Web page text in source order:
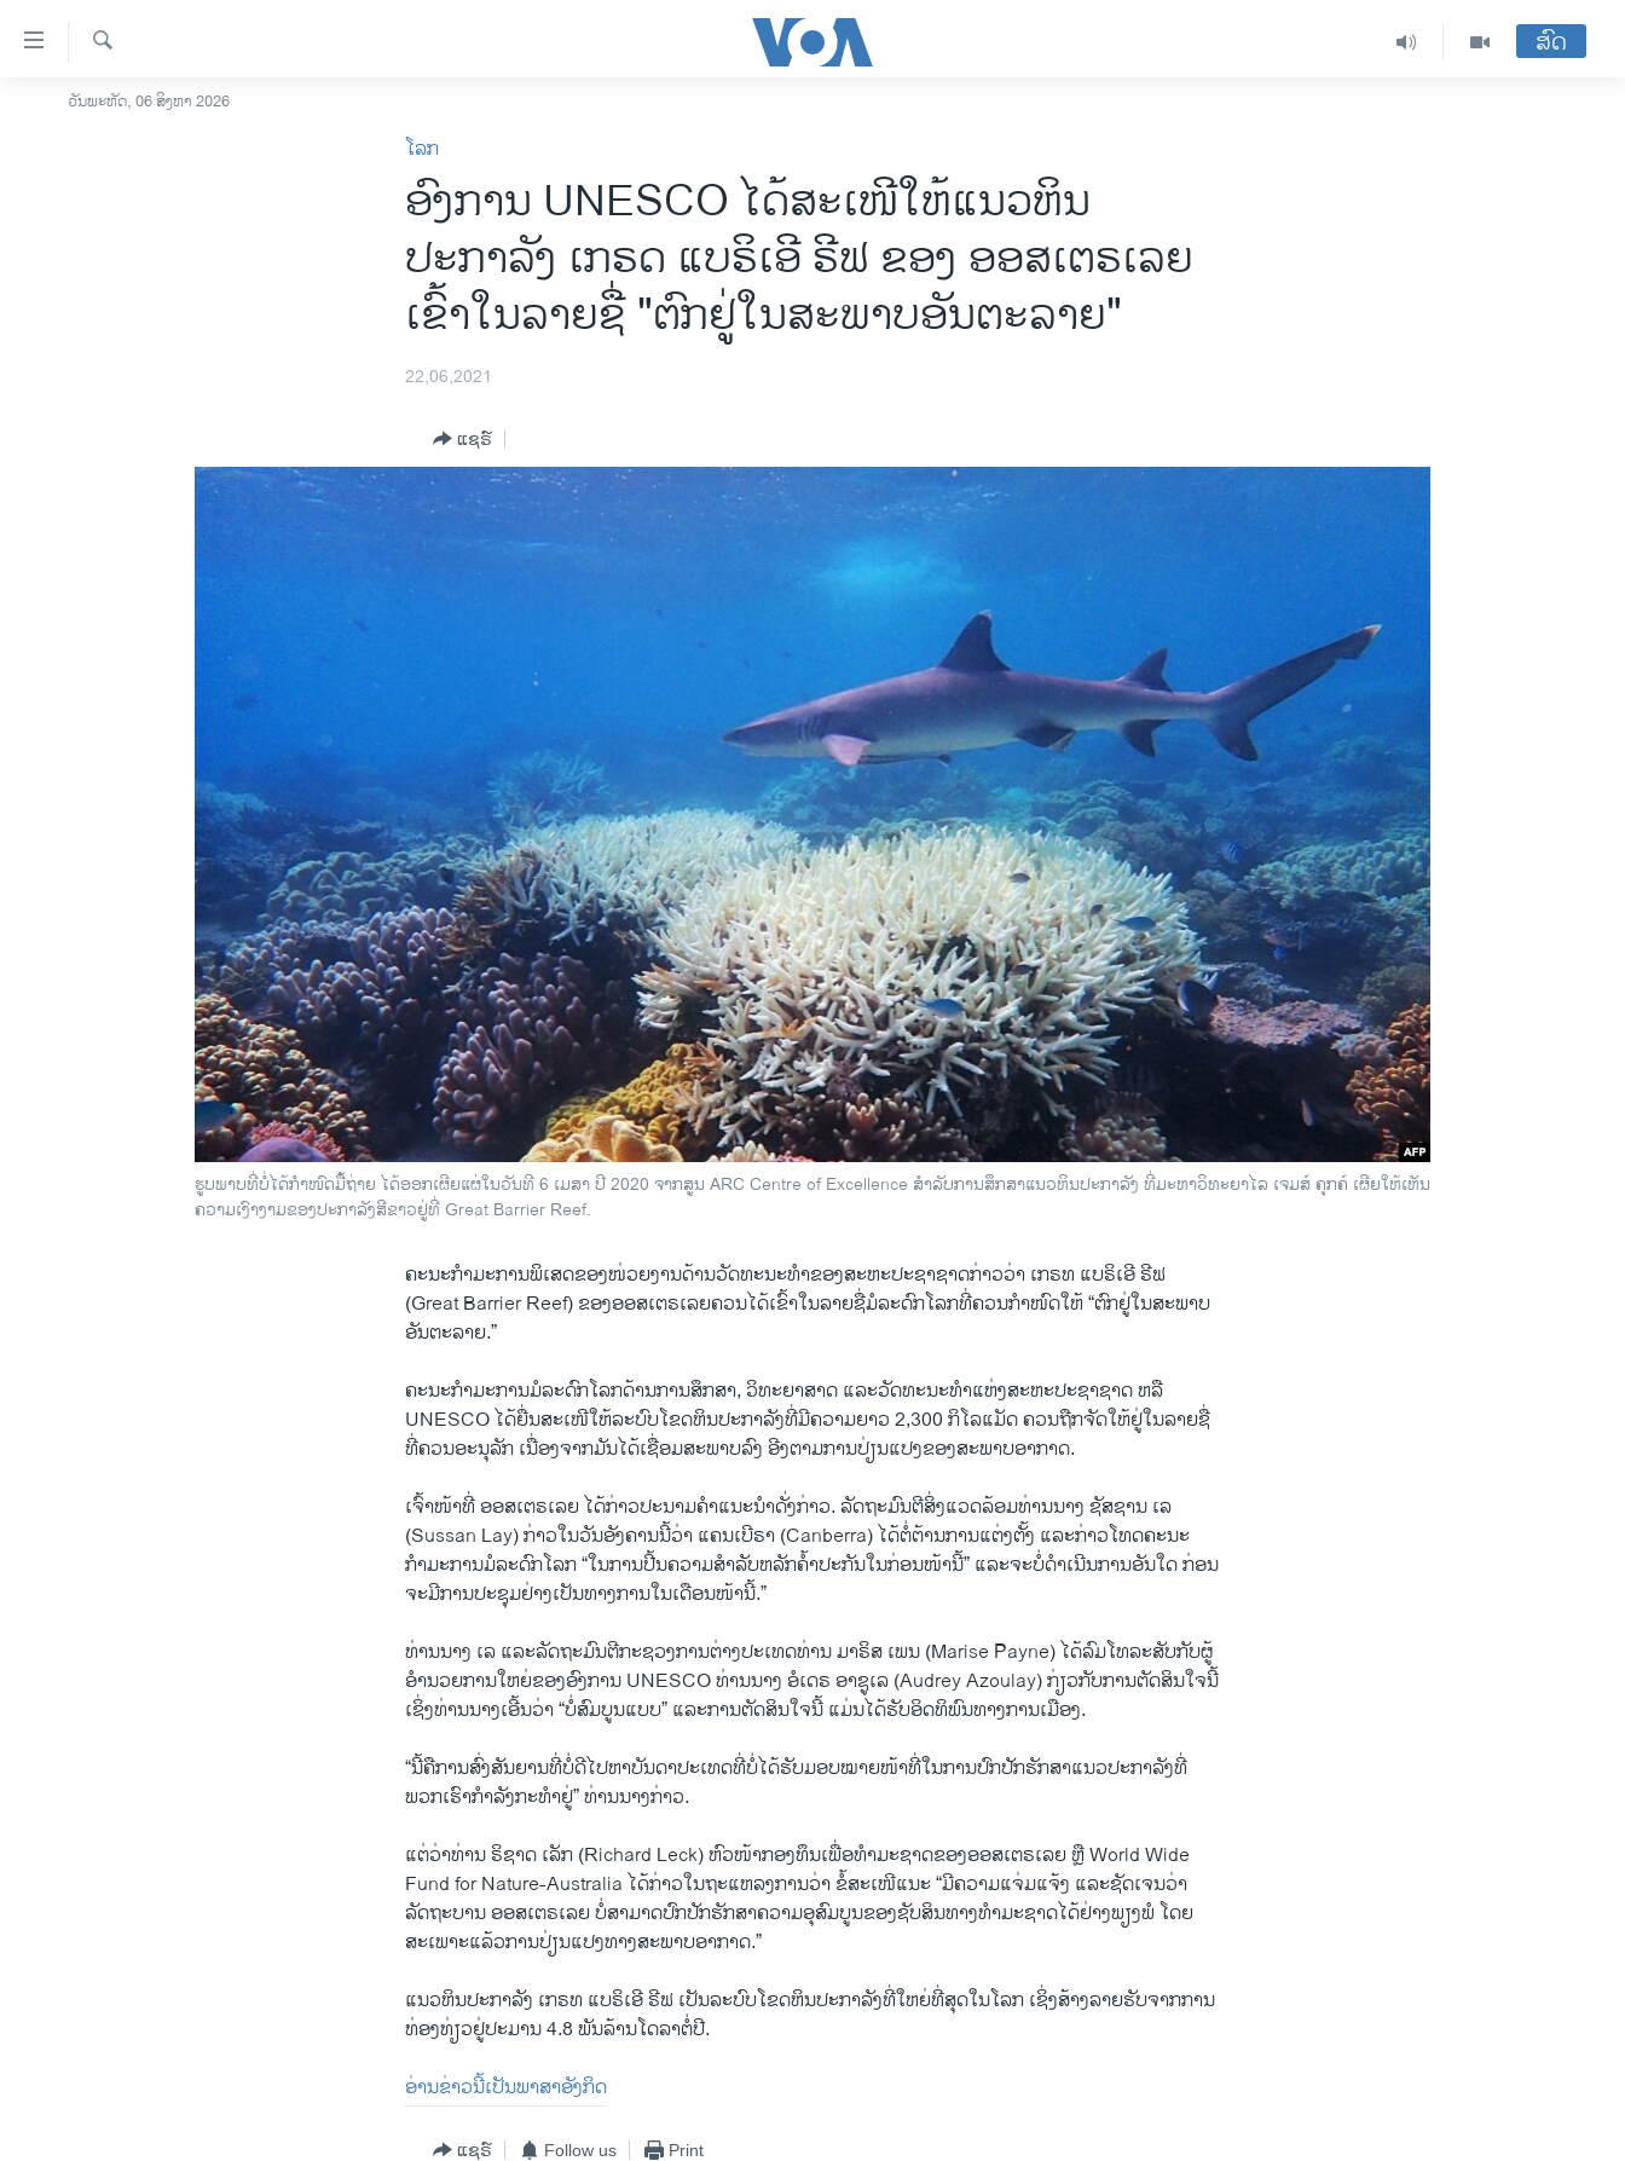
ລິ້ງ
ສຳຫລັບ
ໂຮມເພຈ
ຄົ້ນຫາ
ສົດ
ວັນພະຫັດ, 06 ສິງຫາ 2026
ໂລກ
ອົງການ UNESCO ໄດ້ສະເໜີໃຫ້ແນວຫິນ
ປະກາລັງ ເກຣດ ແບຣິເອີ ຣີຟ ຂອງ ອອສເຕຣເລຍ
ເຂົ້າໃນລາຍຊື່ "ຕົກຢູ່ໃນສະພາບອັນຕະລາຍ"
22,06,2021
ແຊຣ໌
ຮູບພາບທີ່ບໍ່ໄດ້ກໍາໜົດມື້ຖ່າຍ ໄດ້ອອກເຜີຍແຜ່ໃນວັນທີ 6 ເມສາ ປີ 2020 ຈາກສູນ ARC Centre of Excellence ສໍາລັບການສຶກສາແນວຫິນປະກາລັງ ທີ່ມະຫາວິທະຍາໄລ ເຈມສ໌ ຄຸກຄ໌ ເຜີຍໃຫ້ເຫັນ
ຄວາມເງົາງາມຂອງປະກາລັງສີຂາວຢູ່ທີ່ Great Barrier Reef.
ຄະນະກໍາມະການພິເສດຂອງໜ່ວຍງານດ້ານວັດທະນະທໍາຂອງສະຫະປະຊາຊາດກ່າວວ່າ ເກຣທ ແບຣິເອີ ຣີຟ
(Great Barrier Reef) ຂອງອອສເຕຣເລຍຄວນໄດ້ເຂົ້າໃນລາຍຊື່ມໍລະດົກໂລກທີ່ຄວນກໍາໜົດໃຫ້ “ຕົກຢູ່ໃນສະພາບ
ອັນຕະລາຍ.”
ຄະນະກໍາມະການມໍລະດົກໂລກດ້ານການສຶກສາ, ວິທະຍາສາດ ແລະວັດທະນະທໍາແຫ່ງສະຫະປະຊາຊາດ ຫລື
UNESCO ໄດ້ຍື່ນສະເໜີໃຫ້ລະບົບໂຂດຫິນປະກາລັງທີ່ມີຄວາມຍາວ 2,300 ກິໂລແມັດ ຄວນຖືກຈັດໃຫ້ຢູ່ໃນລາຍຊື່
ທີ່ຄວນອະນຸລັກ ເນື່ອງຈາກມັນໄດ້ເຊື່ອມສະພາບລົງ ອີງຕາມການປ່ຽນແປງຂອງສະພາບອາກາດ.
ເຈົ້າໜ້າທີ່ ອອສເຕຣເລຍ ໄດ້ກ່າວປະນາມຄໍາແນະນໍາດັ່ງກ່າວ. ລັດຖະມົນຕີສິ່ງແວດລ້ອມທ່ານນາງ ຊັສຊານ ເລ
(Sussan Lay) ກ່າວໃນວັນອັງຄານນີ້ວ່າ ແຄນເບີຣາ (Canberra) ໄດ້ຕໍ່ຕ້ານການແຕ່ງຕັ້ງ ແລະກ່າວໂທດຄະນະ
ກໍາມະການມໍລະດົກໂລກ “ໃນການປີ້ນຄວາມສໍາລັບຫລັກຄໍ້າປະກັນໃນກ່ອນໜ້ານີ້” ແລະຈະບໍ່ດໍາເນີນການອັນໃດ ກ່ອນ
ຈະມີການປະຊຸມຢ່າງເປັນທາງການໃນເດືອນໜ້ານີ້.”
ທ່ານນາງ ເລ ແລະລັດຖະມົນຕີກະຊວງການຕ່າງປະເທດທ່ານ ມາຣິສ ເພນ (Marise Payne) ໄດ້ລົມໂທລະສັບກັບຜູ້
ອໍານວຍການໃຫຍ່ຂອງອົງການ UNESCO ທ່ານນາງ ອໍເດຣ ອາຊູເລ (Audrey Azoulay) ກ່ຽວກັບການຕັດສິນໃຈນີ້
ເຊິ່ງທ່ານນາງເອີ້ນວ່າ “ບໍ່ສົມບູນແບບ” ແລະການຕັດສິນໃຈນີ້ ແມ່ນໄດ້ຮັບອິດທິພົນທາງການເມືອງ.
“ນີ້ຄືການສົ່ງສັນຍານທີ່ບໍ່ດີໄປຫາບັນດາປະເທດທີ່ບໍ່ໄດ້ຮັບມອບໝາຍໜ້າທີ່ໃນການປົກປັກຮັກສາແນວປະກາລັງທີ່
ພວກເຮົາກໍາລັງກະທໍາຢູ່” ທ່ານນາງກ່າວ.
ແຕ່ວ່າທ່ານ ຣິຊາດ ເລັກ (Richard Leck) ຫົວໜ້າກອງທຶນເພື່ອທຳມະຊາດຂອງອອສເຕຣເລຍ ຫຼື World Wide
Fund for Nature-Australia ໄດ້ກ່າວໃນຖະແຫລງການວ່າ ຂໍ້ສະເໜີແນະ “ມີຄວາມແຈ່ມແຈ້ງ ແລະຊັດເຈນວ່າ
ລັດຖະບານ ອອສເຕຣເລຍ ບໍ່ສາມາດປົກປັກຮັກສາຄວາມອຸສົມບູນຂອງຊັບສິນທາງທໍາມະຊາດໄດ້ຢ່າງພຽງພໍ ໂດຍ
ສະເພາະແລ້ວການປ່ຽນແປງທາງສະພາບອາກາດ.”
ແນວຫິນປະກາລັງ ເກຣທ ແບຣິເອີ ຣີຟ ເປັນລະບົບໂຂດຫິນປະກາລັງທີ່ໃຫຍ່ທີ່ສຸດໃນໂລກ ເຊິ່ງສ້າງລາຍຮັບຈາກການ
ທ່ອງທ່ຽວຢູ່ປະມານ 4.8 ພັນລ້ານໂດລາຕໍ່ປີ.
ອ່ານຂ່າວນີ້ເປັນພາສາອັງກິດ
ແຊຣ໌ Follow us Print